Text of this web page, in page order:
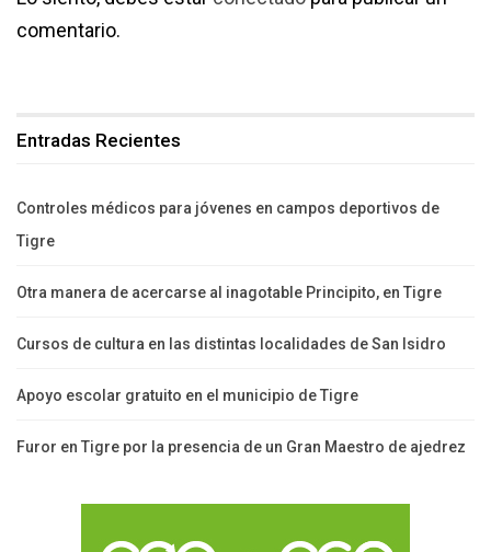
comentario.
Entradas Recientes
Controles médicos para jóvenes en campos deportivos de
Tigre
Otra manera de acercarse al inagotable Principito, en Tigre
Cursos de cultura en las distintas localidades de San Isidro
Apoyo escolar gratuito en el municipio de Tigre
Furor en Tigre por la presencia de un Gran Maestro de ajedrez